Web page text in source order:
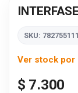
SKU:
Ver stock por
$ 7.300